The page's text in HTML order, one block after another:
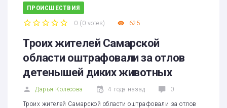
ПРОИСШЕСТВИЯ
0 (0 votes) 625
Троих жителей Самарской
области оштрафовали за отлов
детенышей диких животных
Дарья Колесова 4 года назад 0
Троих жителей Самарской области оштрафовали за отлов